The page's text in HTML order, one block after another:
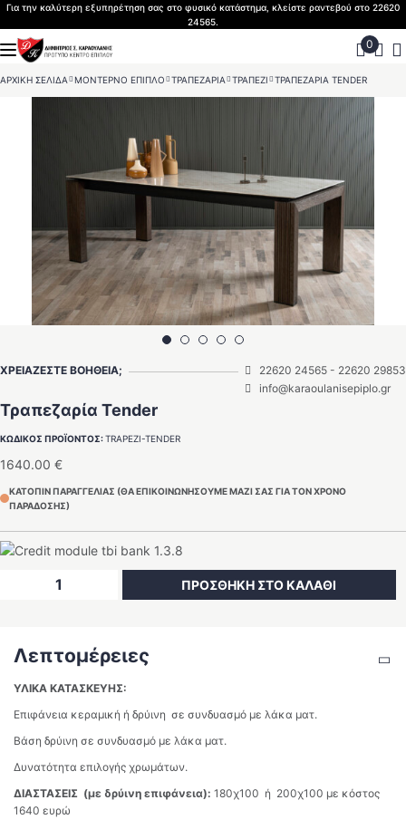
Skip
to
content
Για την καλύτερη εξυπηρέτηση σας στο φυσικό κατάστημα, κλείστε ραντεβού στο 22620
24565.
ΑΡΧΙΚΗ ΣΕΛΙΔΑ>ΜΟΝΤΕΡΝΟ ΕΠΙΠΛΟ>ΤΡΑΠΕΖΑΡΙΑ>ΤΡΑΠΕΖΙ>ΤΡΑΠΕΖΑΡΙΑ TENDER
ΧΡΕΙΑΖΕΣΤΕ ΒΟΗΘΕΙΑ; 22620 24565 - 22620 29853
info@karaoulanisepiplo.gr
Τραπεζαρία Tender
ΚΩΔΙΚΟΣ ΠΡΟΪΟΝΤΟΣ:TRAPEZI-TENDER
1640.00 €
ΚΑΤΟΠΙΝ ΠΑΡΑΓΓΕΛΙΑΣ (ΘΑ ΕΠΙΚΟΙΝΩΝΗΣΟΥΜΕ ΜΑΖΙ ΣΑΣ ΓΙΑ ΤΟΝ ΧΡΟΝΟ
ΠΑΡΑΔΟΣΗΣ)
Τραπεζαρία
ΠΡΟΣΘΗΚΗ ΣΤΟ ΚΑΛΑΘΙ
Λεπτομέρειες
ΥΛΙΚΑ ΚΑΤΑΣΚΕΥΗΣ:
Επιφάνεια κεραμική ή δρύινη σε συνδυασμό με λάκα ματ.
Βάση δρύινη σε συνδυασμό με λάκα ματ.
Δυνατότητα επιλογής χρωμάτων.
ΔΙΑΣΤΑΣΕΙΣ (με δρύινη επιφάνεια): 180χ100 ή 200χ100 με κόστος
1640 ευρώ